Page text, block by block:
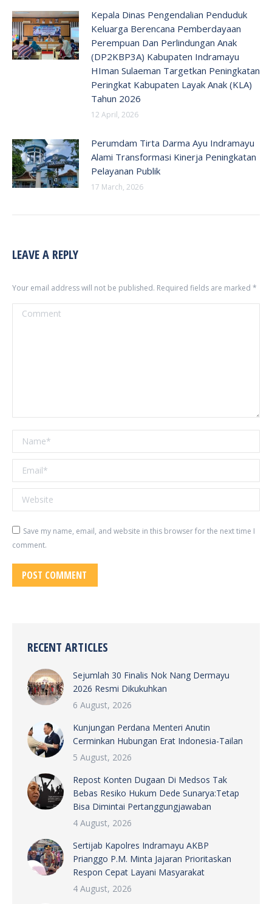
Kepala Dinas Pengendalian Penduduk
Keluarga Berencana Pemberdayaan
Perempuan Dan Perlindungan Anak
(DP2KBP3A) Kabupaten Indramayu
HIman Sulaeman Targetkan Peningkatan
Peringkat Kabupaten Layak Anak (KLA)
Tahun 2026
12 April, 2026
Perumdam Tirta Darma Ayu Indramayu
Alami Transformasi Kinerja Peningkatan
Pelayanan Publik
17 March, 2026
LEAVE A REPLY
Your email address will not be published. Required fields are marked *
Comment
Name *
Email *
Website
Save my name, email, and website in this browser for the next time I
comment.
POST COMMENT
RECENT ARTICLES
Sejumlah 30 Finalis Nok Nang Dermayu
2026 Resmi Dikukuhkan
6 August, 2026
Kunjungan Perdana Menteri Anutin
Cerminkan Hubungan Erat Indonesia-Tailan
5 August, 2026
Repost Konten Dugaan Di Medsos Tak
Bebas Resiko Hukum Dede Sunarya:Tetap
Bisa Dimintai Pertanggungjawaban
4 August, 2026
Sertijab Kapolres Indramayu AKBP
Prianggo P.M. Minta Jajaran Prioritaskan
Respon Cepat Layani Masyarakat
4 August, 2026